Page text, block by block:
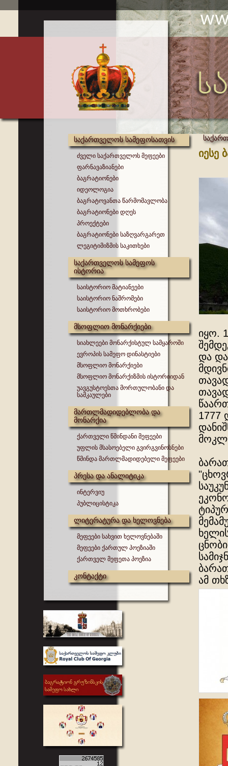
საქართველოს სამეფოსათვის
ძველი საქართველოს მეფეები
ფარნავაზიანები
ბაგრატიონები
იდეოლოგია
ბაგრატოვანთა წარმომავლობა
ბაგრატიონები დღეს
პროექტები
ბაგრატიონები საზღვარგარეთ
ლეგიტიმიზმის საკითხები
საქართველოს სამეფოს
ისტორია
საისტორიო მატიანეები
საისტორიო ნაშრომები
საისტორიო მოთხრობები
მსოფლიო მონარქიები
სიახლეები მონარქისტულ სამყაროში
ევროპის სამეფო დინასტიები
მსოფლიო მონარქიები
მსოფლიო მონარქიზმის ისტორიიდან
უავგუსტოესთა მორთულობანი და
სამკაულები
მართლმადიდებლობა და
მონარქია
ქართველი წმინდანი მეფეები
უფლის მსასოებელი გვირგვინოსნები
წმინდა მართლმადიდებელი მეფეები
პრესა და ანალიტიკა
ინტერვიუ
პუბლიცისტიკა
ლიტერატურა და ხელოვნება
მეფეები სახვით ხელოვნებაში
მეფეები ქართულ პოეზიაში
ქართველ მეფეთა პოეზია
კონტაქტი
იესე
იყო.
და
1777
ამ